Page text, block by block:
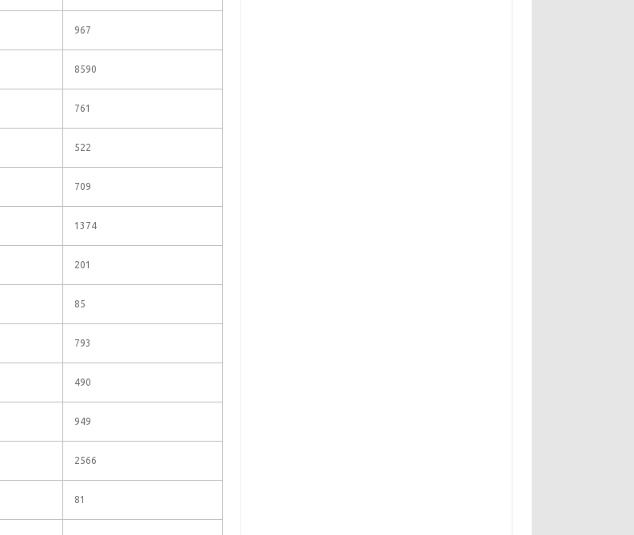
967
8590
761
522
709
1374
201
85
793
490
949
2566
81